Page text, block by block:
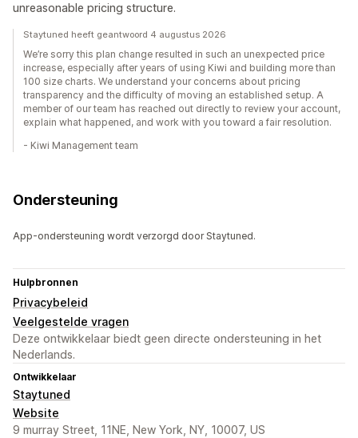
unreasonable pricing structure.
Staytuned heeft geantwoord 4 augustus 2026
We’re sorry this plan change resulted in such an unexpected price
increase, especially after years of using Kiwi and building more than
100 size charts. We understand your concerns about pricing
transparency and the difficulty of moving an established setup. A
member of our team has reached out directly to review your account,
explain what happened, and work with you toward a fair resolution.
- Kiwi Management team
Ondersteuning
App-ondersteuning wordt verzorgd door Staytuned.
Hulpbronnen
Privacybeleid
Veelgestelde vragen
Deze ontwikkelaar biedt geen directe ondersteuning in het
Nederlands.
Ontwikkelaar
Staytuned
Website
9 murray Street, 11NE, New York, NY, 10007, US